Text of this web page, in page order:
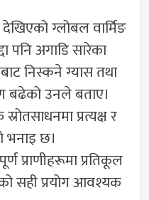
ग्लोबल वार्मिङ
पनि अगाडि सारेका
निस्कने ग्यास तथा
बढेको उनले बताए।
प्रत्यक्ष र
भनाइ छ।
प्राणीहरूमा प्रतिकूल
सही प्रयोग आवश्यक